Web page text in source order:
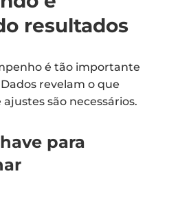
resultados
é tão importante
revelam o que
são necessários.
para